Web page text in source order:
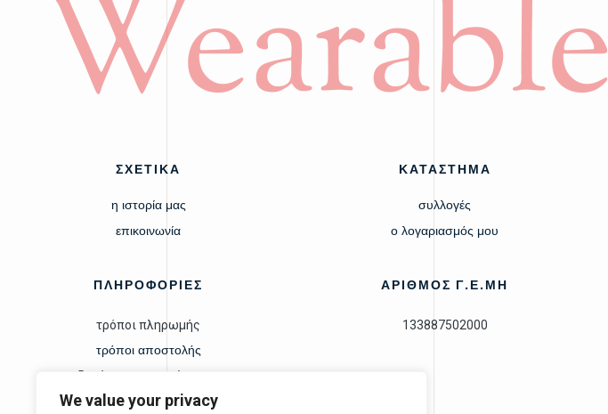
We value your privacy
Wearable
ΣΧΕΤΙΚΑ
η ιστορία μας
επικοινωνία
ΚΑΤΑΣΤΗΜΑ
συλλογές
ο λογαριασμός μου
ΠΛΗΡΟΦΟΡΙΕΣ
τρόποι πληρωμής
τρόποι αποστολής
δικαίωμα υπαναχώρησης
ΑΡΙΘΜΟΣ Γ.Ε.ΜΗ
133887502000